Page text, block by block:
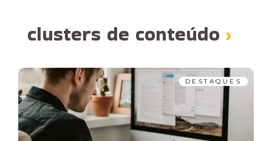
clusters de conteúdo ›
DESTAQUES